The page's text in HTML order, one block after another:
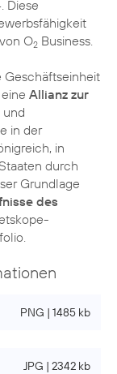
Diese
O2 Business.
Geschäftseinheit
Allianz zur
in der
in
durch
Grundlage
des
PNG | 1485 kb
JPG | 2342 kb